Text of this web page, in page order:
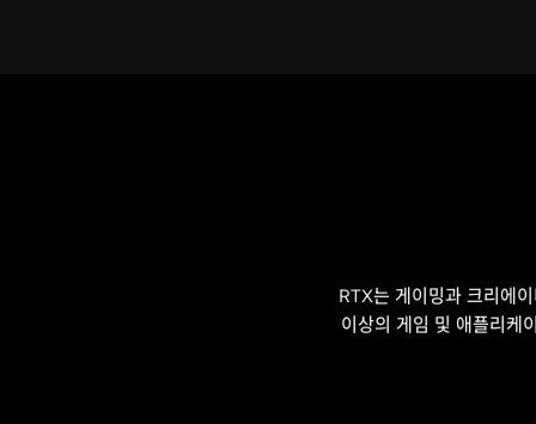
RTX는 게이밍과 크리에
이상의 게임 및 애플리